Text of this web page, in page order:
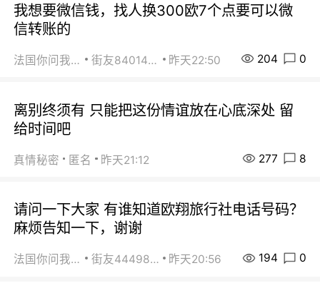
我想要微信钱，找人换300欧7个点要可以微
信转账的
法国你问我答 街友84014588 昨天22:50 204 0
离别终须有 只能把这份情谊放在心底深处 留
给时间吧
真情秘密 匿名 昨天21:12 277 8
请问一下大家 有谁知道欧翔旅行社电话号码？
麻烦告知一下，谢谢
法国你问我答 街友44498484 昨天20:56 194 0